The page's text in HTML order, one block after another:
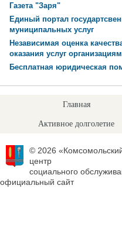
Газета "Заря"
Единый портал
муниципальных услуг
Независимая оценка
оказания услуг
Бесплатная юридическая
Главная
Активное долголетие
© 2026
центр
социального
официальный сайт